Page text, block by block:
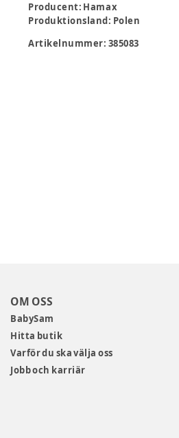
Producent: Hamax
Produktionsland: Polen
Artikelnummer: 385083
OM OSS
BabySam
Hitta butik
Varför du ska välja oss
Jobb och karriär